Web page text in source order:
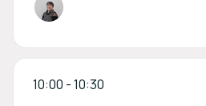
10:00 -10:30